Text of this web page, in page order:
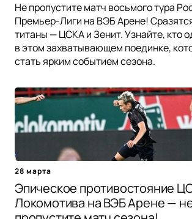
Не пропустите матч восьмого тура
Премьер-Лиги на ВЭБ Арене!
титаны — ЦСКА и Зенит. Узнайте, кто
в этом захватывающем поединке,
стать ярким событием сезона.
28 марта
Эпическое противостояние
Локомотива на ВЭБ Арене —